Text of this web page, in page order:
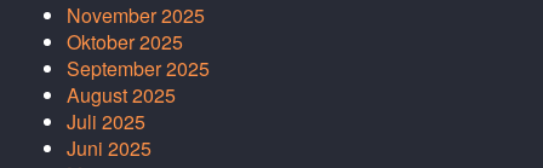
November 2025
Oktober 2025
September 2025
August 2025
Juli 2025
Juni 2025